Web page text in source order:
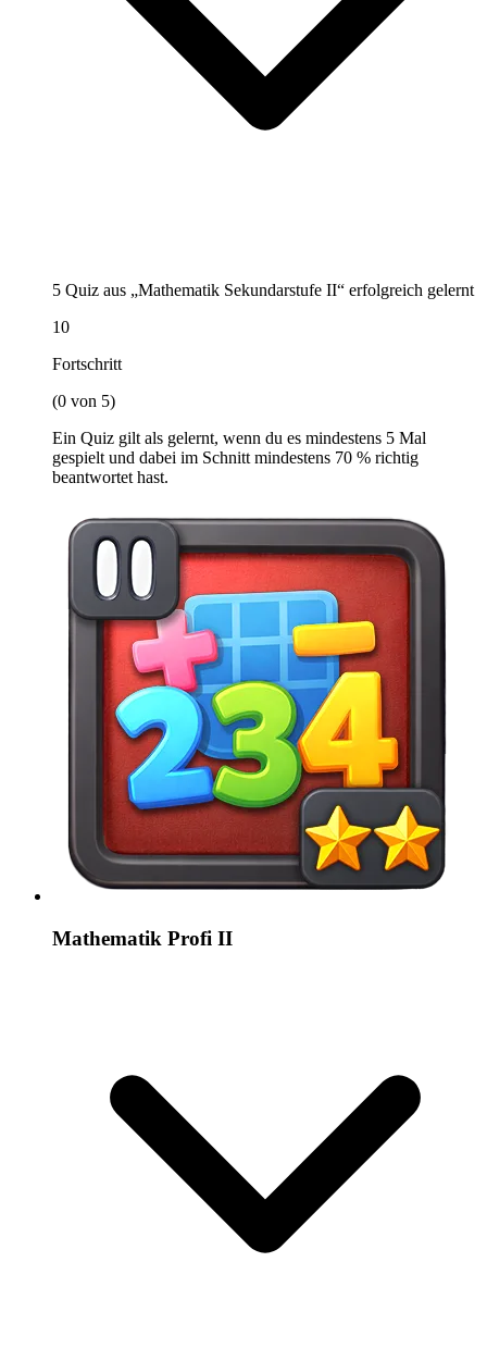
5 Quiz aus „Mathematik Sekundarstufe II“ erfolgreich gelernt
10
Fortschritt
(0 von 5)
Ein Quiz gilt als gelernt, wenn du es mindestens 5 Mal
gespielt und dabei im Schnitt mindestens 70 % richtig
beantwortet hast.
Mathematik Profi II